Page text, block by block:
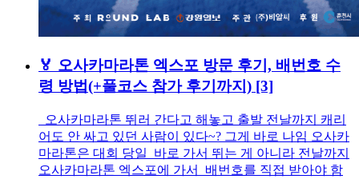
🏅 오사카마라톤 엑스포 방문 후기, 배번호 수
령 방법(+풀코스 참가 후기까지) [3]
오사카마라톤 뛰러 간다고 해놓고 출발 전날까지 캐리
어도 안 싸고 있던 사람이 있다~? 그게 바로 나임 오사카
마라톤은 대회 당일 바로 가서 뛰는 게 아니라 전날까지
오사카마라톤 엑스포에 가서 배번호를 직접 받아야 함